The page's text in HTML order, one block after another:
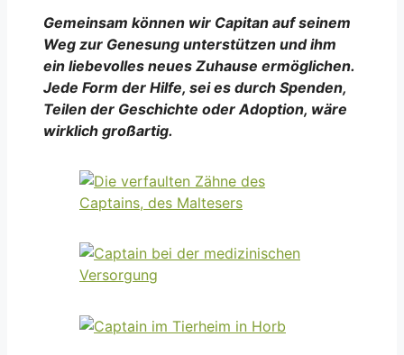
Gemeinsam können wir Capitan auf seinem
Weg zur Genesung unterstützen und ihm
ein liebevolles neues Zuhause ermöglichen.
Jede Form der Hilfe, sei es durch Spenden,
Teilen der Geschichte oder Adoption, wäre
wirklich großartig.